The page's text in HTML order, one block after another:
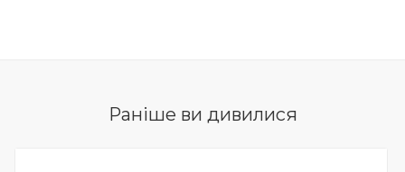
Раніше ви дивилися